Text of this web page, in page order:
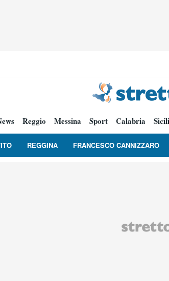
Reggio Messina Sport Calabria
REGGINA FRANCESCO CANNIZZARO